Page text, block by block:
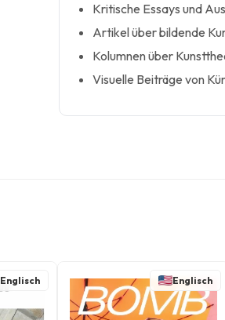
Kritische Essays und
Artikel über bildende
Kolumnen über
Visuelle Beiträge von
Englisch Englisch